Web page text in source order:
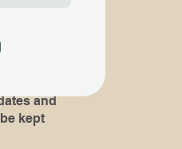
and
kept